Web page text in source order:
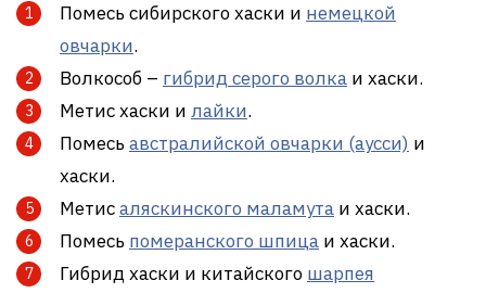
Помесь сибирского хаски и немецкой
овчарки.
Волкособ – гибрид серого волка и хаски.
Метис хаски и лайки.
Помесь австралийской овчарки (аусси) и
хаски.
Метисаляскинского маламута и хаски.
Помесь померанского шпица и хаски.
Гибрид хаски и китайского шарпея